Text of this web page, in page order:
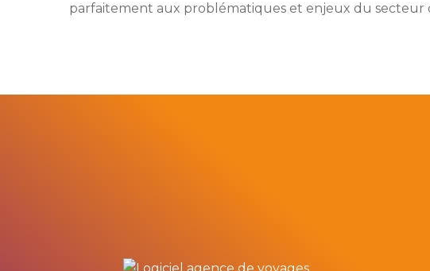
parfaitement aux problématiques et enjeux du secteur